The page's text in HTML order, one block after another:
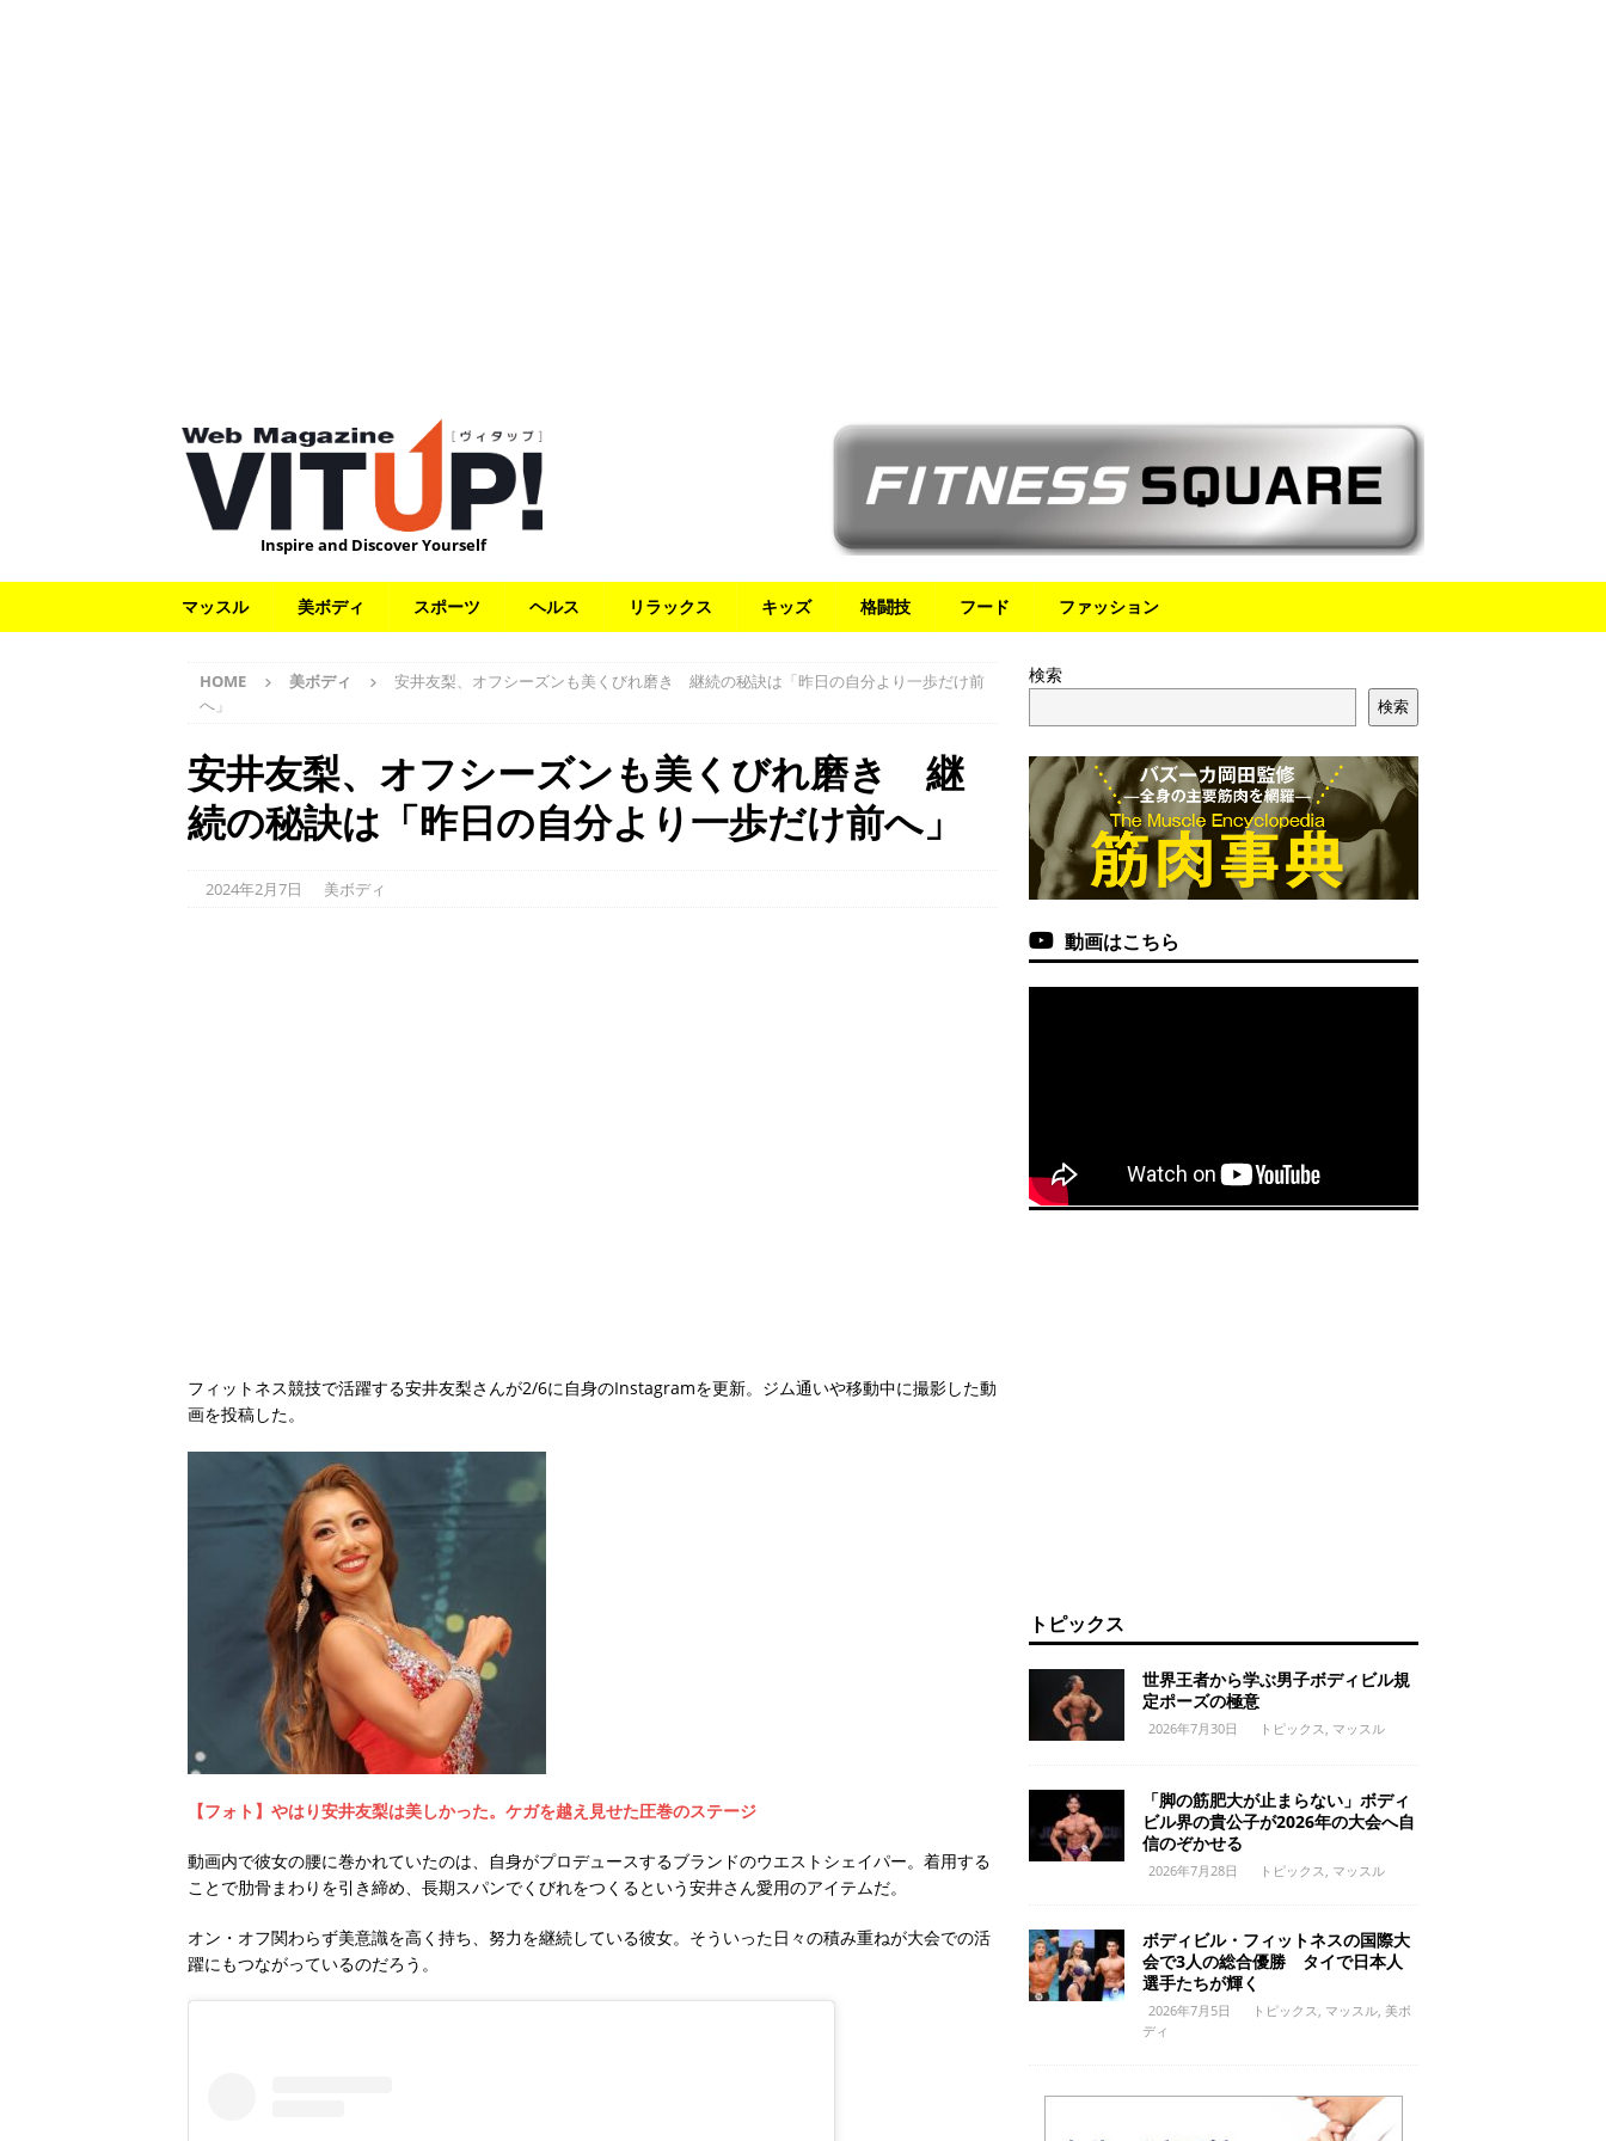
Inspire and Discover Yourself
マッスル 美ボディ スポーツ ヘルス リラックス キッズ 格闘技 フード ファッション
HOME 美ボディ
安井友梨、オフシーズンも美くびれ磨き 継続の秘訣は「昨日の自分より一歩だけ前
へ」
安井友梨、オフシーズンも美くびれ磨き 継
続の秘訣は「昨日の自分より一歩だけ前へ」
2024年2月7日 美ボディ
フィットネス競技で活躍する安井友梨さんが2/6に自身のInstagramを更新。ジム通いや移動中に撮影した動
画を投稿した。
【フォト】やはり安井友梨は美しかった。ケガを越え見せた圧巻のステージ
動画内で彼女の腰に巻かれていたのは、自身がプロデュースするブランドのウエストシェイパー。着用する
ことで肋骨まわりを引き締め、長期スパンでくびれをつくるという安井さん愛用のアイテムだ。
オン・オフ関わらず美意識を高く持ち、努力を継続している彼女。そういった日々の積み重ねが大会での活
躍にもつながっているのだろう。
検索
検索
動画はこちら
トピックス
世界王者から学ぶ男子ボディビル規
定ポーズの極意
2026年7月30日 トピックス マッスル
「脚の筋肥大が止まらない」ボディ
ビル界の貴公子が2026年の大会へ自
信のぞかせる
2026年7月28日 トピックス マッスル
ボディビル・フィットネスの国際大
会で3人の総合優勝 タイで日本人
選手たちが輝く
2026年7月5日 トピックス マッスル, 美ボ
ディ